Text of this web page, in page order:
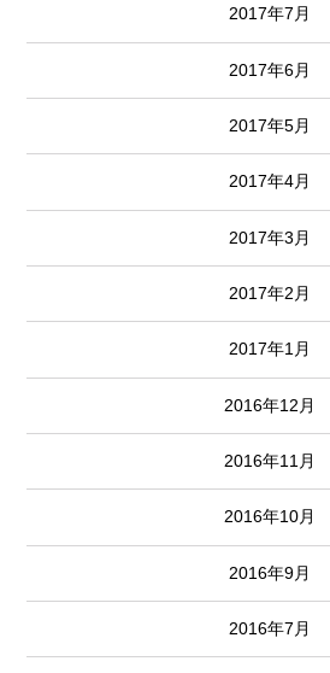
2017年7月
2017年6月
2017年5月
2017年4月
2017年3月
2017年2月
2017年1月
2016年12月
2016年11月
2016年10月
2016年9月
2016年7月